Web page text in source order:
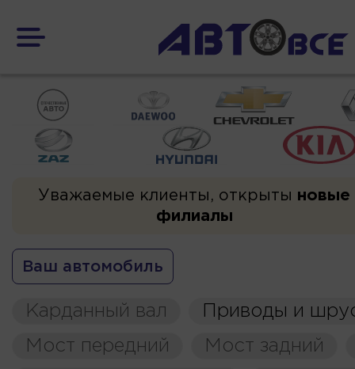
Уважаемые клиенты, открыты новые
филиалы
Ваш автомобиль
Карданный вал
Приводы и
Мост передний
Мост задний